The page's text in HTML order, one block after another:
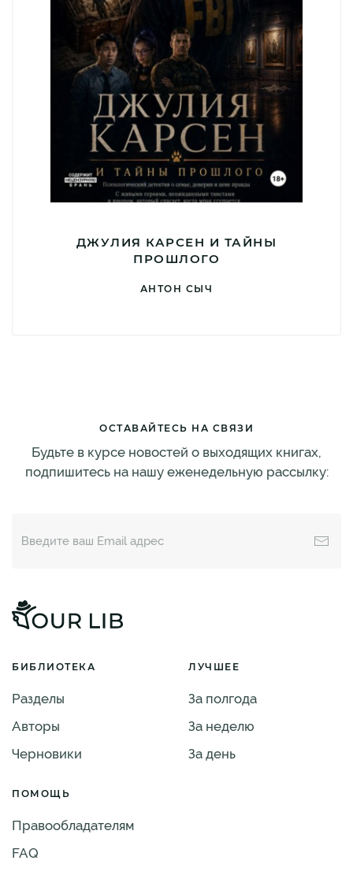
ДЖУЛИЯ КАРСЕН И ТАЙНЫ
ПРОШЛОГО
АНТОН СЫЧ
ОСТАВАЙТЕСЬ НА СВЯЗИ
Будьте в курсе новостей о выходящих книгах,
подпишитесь на нашу еженедельную рассылку:
БИБЛИОТЕКА
Разделы
Авторы
Черновики
ЛУЧШЕЕ
За полгода
За неделю
За день
ПОМОЩЬ
Правообладателям
FAQ